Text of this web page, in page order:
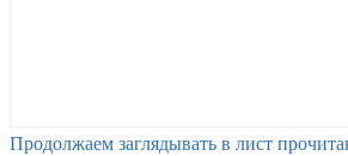
Продолжаем заглядывать в лист